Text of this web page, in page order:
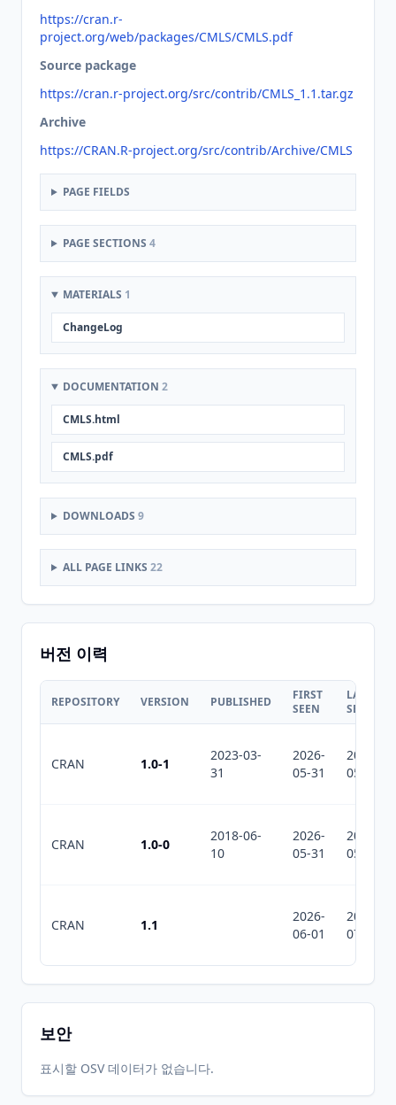
https://cran.r-
project.org/web/packages/CMLS/CMLS.pdf
Source package
https://cran.r-project.org/src/contrib/CMLS_1.1.tar.gz
Archive
https://CRAN.R-project.org/src/contrib/Archive/CMLS
PAGE FIELDS
PAGE SECTIONS 4
MATERIALS 1
ChangeLog
DOCUMENTATION 2
CMLS.html
CMLS.pdf
DOWNLOADS 9
ALL PAGE LINKS 22
버전 이력
REPOSITORY VERSION PUBLISHED
FIRST
SEEN
LAST
SEEN
CRAN 1.0-1
2023-03-
31
2026-
05-31
2026-
05-31
CRAN 1.0-0
2018-06-
10
2026-
05-31
2026-
05-31
CRAN 1.1
2026-
06-01
2026-
07-10
보안
표시할 OSV 데이터가 없습니다.